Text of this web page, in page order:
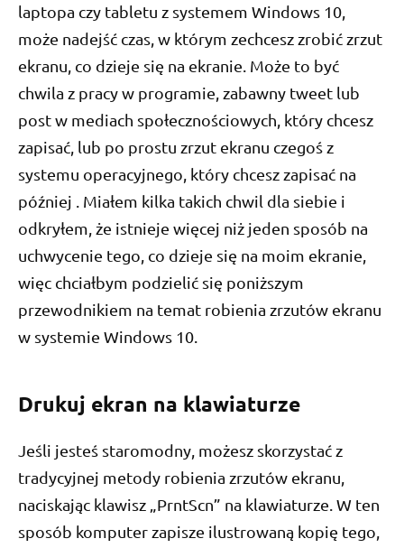
laptopa czy tabletu z systemem Windows 10,
może nadejść czas, w którym zechcesz zrobić zrzut
ekranu, co dzieje się na ekranie. Może to być
chwila z pracy w programie, zabawny tweet lub
post w mediach społecznościowych, który chcesz
zapisać, lub po prostu zrzut ekranu czegoś z
systemu operacyjnego, który chcesz zapisać na
później . Miałem kilka takich chwil dla siebie i
odkryłem, że istnieje więcej niż jeden sposób na
uchwycenie tego, co dzieje się na moim ekranie,
więc chciałbym podzielić się poniższym
przewodnikiem na temat robienia zrzutów ekranu
w systemie Windows 10.
Drukuj ekran na klawiaturze
Jeśli jesteś staromodny, możesz skorzystać z
tradycyjnej metody robienia zrzutów ekranu,
naciskając klawisz „PrntScn” na klawiaturze. W ten
sposób komputer zapisze ilustrowaną kopię tego,